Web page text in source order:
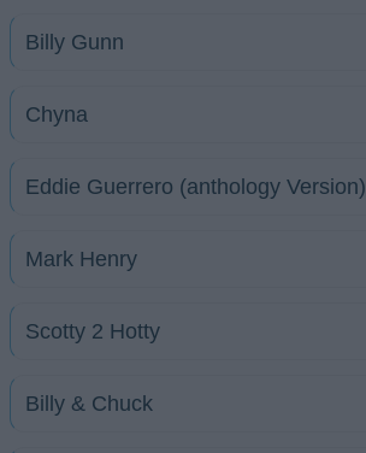
Billy Gunn
Chyna
Eddie Guerrero (anthology Version)
Mark Henry
Scotty 2 Hotty
Billy & Chuck